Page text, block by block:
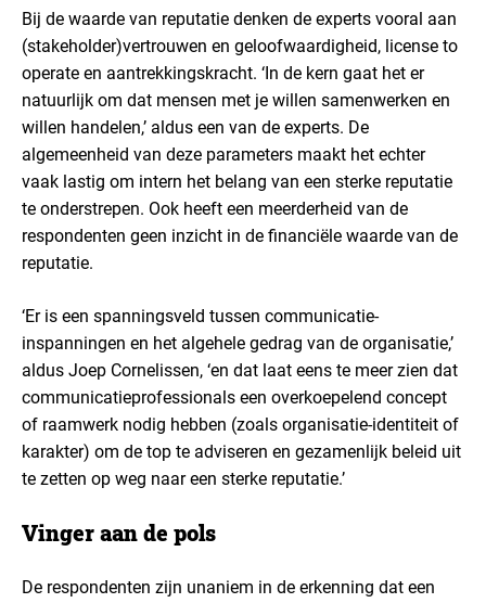
Bij de waarde van reputatie denken de experts vooral aan
(stakeholder)vertrouwen en geloofwaardigheid, license to
operate en aantrekkingskracht. ‘In de kern gaat het er
natuurlijk om dat mensen met je willen samenwerken en
willen handelen,’ aldus een van de experts. De
algemeenheid van deze parameters maakt het echter
vaak lastig om intern het belang van een sterke reputatie
te onderstrepen. Ook heeft een meerderheid van de
respondenten geen inzicht in de financiële waarde van de
reputatie.
‘Er is een spanningsveld tussen communicatie-
inspanningen en het algehele gedrag van de organisatie,’
aldus Joep Cornelissen, ‘en dat laat eens te meer zien dat
communicatieprofessionals een overkoepelend concept
of raamwerk nodig hebben (zoals organisatie-identiteit of
karakter) om de top te adviseren en gezamenlijk beleid uit
te zetten op weg naar een sterke reputatie.’
Vinger aan de pols
De respondenten zijn unaniem in de erkenning dat een